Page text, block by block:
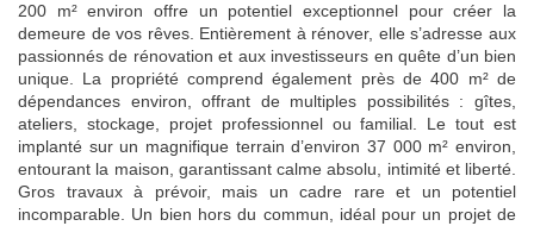
200 m² environ offre un potentiel exceptionnel pour créer la
demeure de vos rêves. Entièrement à rénover, elle s’adresse aux
passionnés de rénovation et aux investisseurs en quête d’un bien
unique. La propriété comprend également près de 400 m² de
dépendances environ, offrant de multiples possibilités : gîtes,
ateliers, stockage, projet professionnel ou familial. Le tout est
implanté sur un magnifique terrain d’environ 37 000 m² environ,
entourant la maison, garantissant calme absolu, intimité et liberté.
Gros travaux à prévoir, mais un cadre rare et un potentiel
incomparable. Un bien hors du commun, idéal pour un projet de